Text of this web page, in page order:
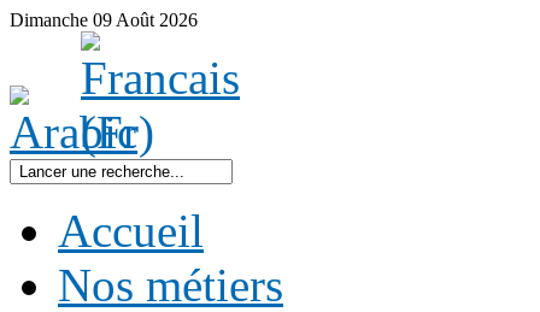
Dimanche 09 Août 2026
Accueil
Nos métiers